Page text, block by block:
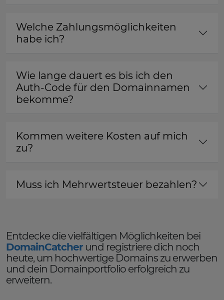
Welche Zahlungsmöglichkeiten
habe ich?
Wie lange dauert es bis ich den
Auth-Code für den Domainnamen
bekomme?
Kommen weitere Kosten auf mich
zu?
Muss ich Mehrwertsteuer bezahlen?
Entdecke die vielfältigen Möglichkeiten bei
DomainCatcher und registriere dich noch
heute, um hochwertige Domains zu erwerben
und dein Domainportfolio erfolgreich zu
erweitern.